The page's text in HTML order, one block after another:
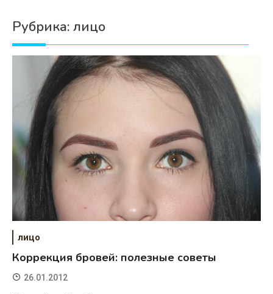
Дети
Свадьба
Жизнь
Хобби
Красота
Недвижимость
Рубрика: лицо
лицо
Коррекция бровей: полезные советы
26.01.2012